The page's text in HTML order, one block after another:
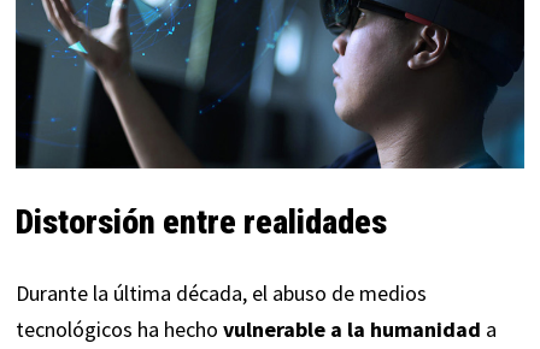
Distorsión entre realidades
Durante la última década, el abuso de medios
tecnológicos ha hecho vulnerable a la humanidad a